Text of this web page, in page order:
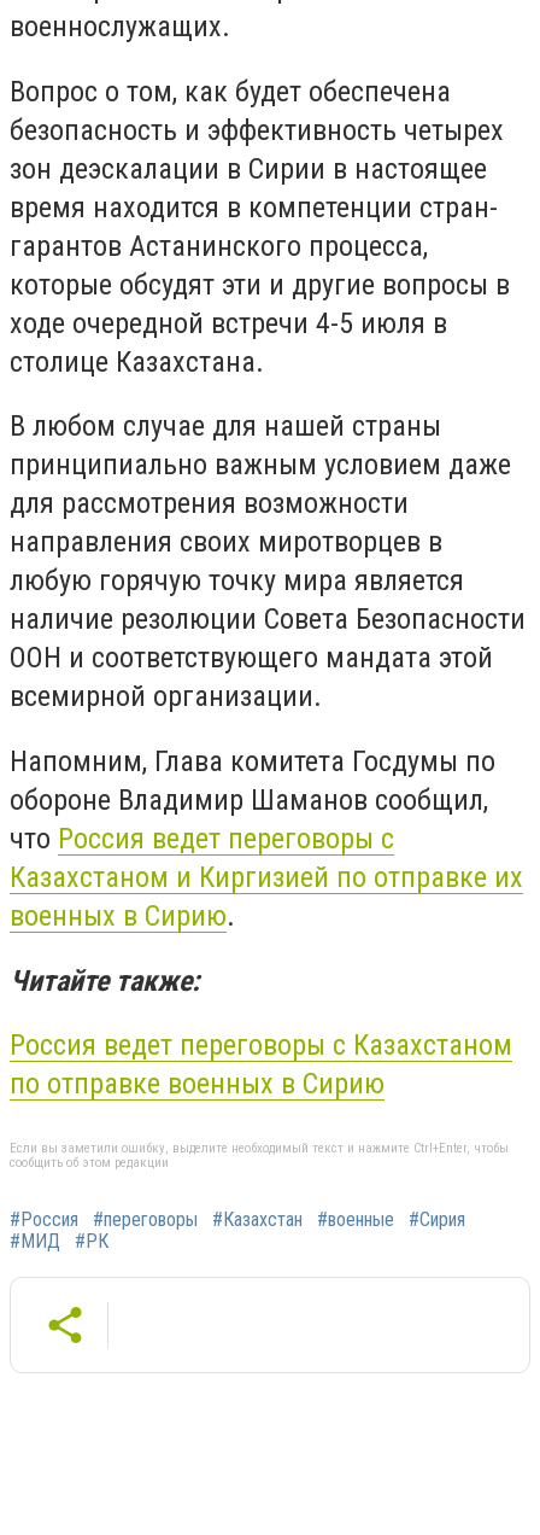
военнослужащих.
Вопрос о том, как будет обеспечена
безопасность и эффективность четырех
зон деэскалации в Сирии в настоящее
время находится в компетенции стран-
гарантов Астанинского процесса,
которые обсудят эти и другие вопросы в
ходе очередной встречи 4-5 июля в
столице Казахстана.
В любом случае для нашей страны
принципиально важным условием даже
для рассмотрения возможности
направления своих миротворцев в
любую горячую точку мира является
наличие резолюции Совета Безопасности
ООН и соответствующего мандата этой
всемирной организации.
Напомним, Глава комитета Госдумы по
обороне Владимир Шаманов сообщил,
что Россия ведет переговоры с
Казахстаном и Киргизией по отправке их
военных в Сирию.
Читайте также:
Россия ведет переговоры с Казахстаном
по отправке военных в Сирию
Если вы заметили ошибку, выделите необходимый текст и нажмите Ctrl+Enter, чтобы
сообщить об этом редакции
#Россия #переговоры #Казахстан #военные
#Сирия
#МИД
#РК